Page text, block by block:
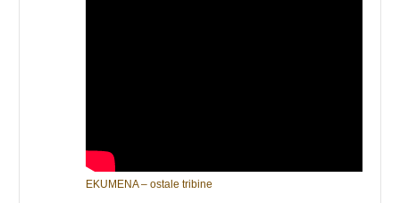
EKUMENA – ostale tribine